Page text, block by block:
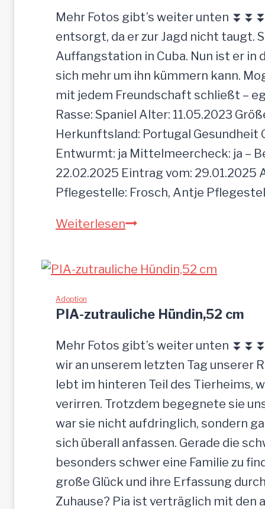
r
d
e
e
i
n
f
a
c
h
u
ü
g
e
l
a
s
s
e
n
Mehr Fotos gibt’s weiter unten
entsorgt, da er zur Jagd nicht taugt.
Auffangstation in Cuba. Nun ist er in
sich mehr um ihn kümmern kann.
mit jedem Freundschaft schließt –
Rasse: Spaniel Alter: 11.05.2023
Herkunftsland: Portugal Gesundheit
Entwurmt: ja Mittelmeercheck: ja –
22.02.2025 Eintrag vom: 29.01.2025
Pflegestelle: Frosch, Antje
WeiterlesenM
G
Adoption
PIA-zutrauliche Hündin,52 cm
Mehr Fotos gibt’s weiter unten
wir an unserem letzten Tag unserer
lebt im hinteren Teil des Tierheims,
verirren. Trotzdem begegnete sie
war sie nicht aufdringlich, sondern
sich überall anfassen. Gerade die
besonders schwer eine Familie zu
große Glück und ihre Erfassung
Zuhause? Pia ist verträglich mit den